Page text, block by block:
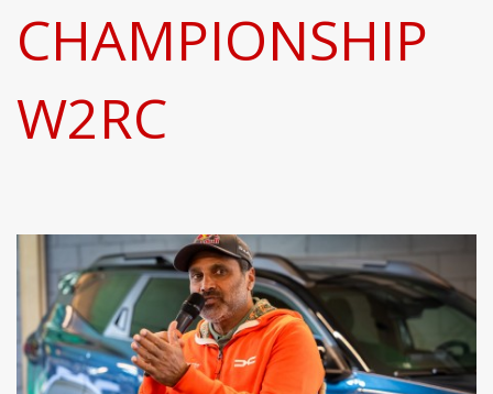
CHAMPIONSHIP
W2RC